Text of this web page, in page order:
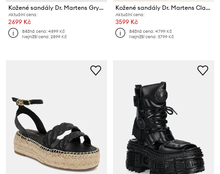
Kožené sandály Dr. Martens Gryphon Quad
Aktuální cena:
2699 Kč
Běžná cena:4899 Kč
Nejnižší cena:2899 Kč
Kožené sandály Dr. Martens Clarissa Ii Quad
Aktuální cena:
3599 Kč
Běžná cena:4799 Kč
Nejnižší cena:3799 Kč